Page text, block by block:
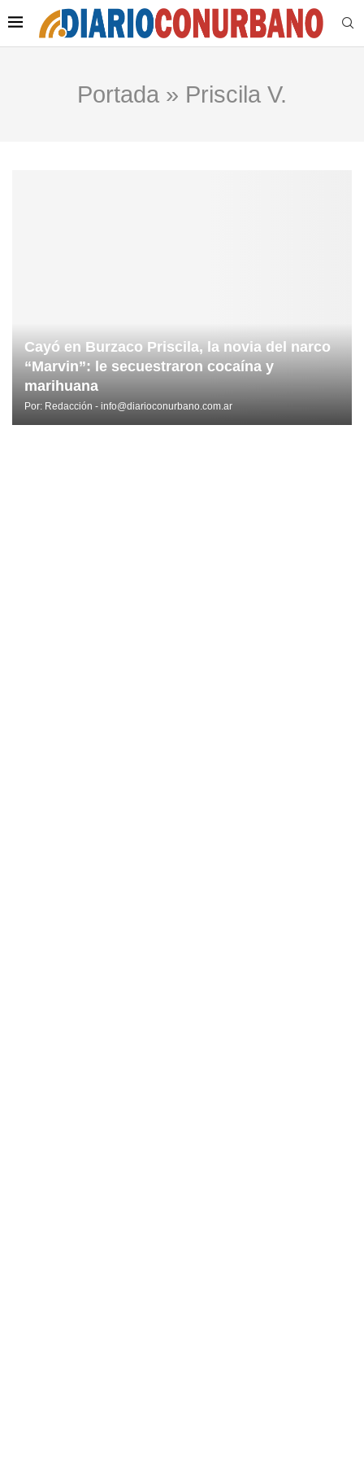
Portada » Priscila V.
Cayó en Burzaco Priscila, la novia del narco
“Marvin”: le secuestraron cocaína y
marihuana
Por: Redacción - info@diarioconurbano.com.ar